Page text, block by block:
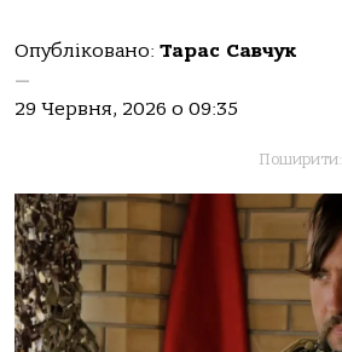
Опубліковано: Тарас Савчук
—
29 Червня, 2026 о 09:35
Поширити: